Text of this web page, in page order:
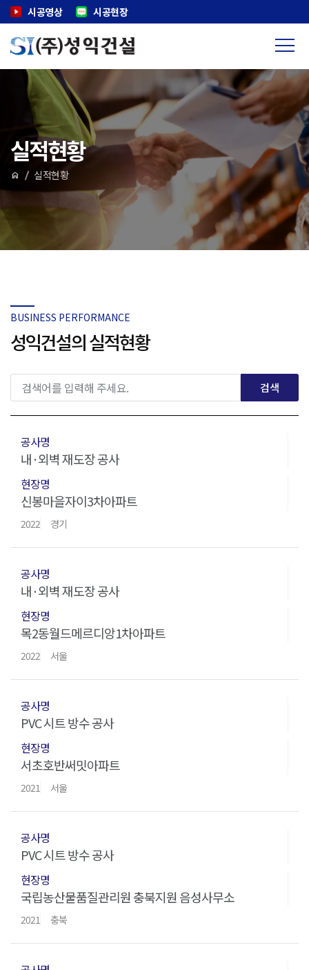
시공영상 시공현장
실적현황
home 실적현황
BUSINESS PERFORMANCE
성익건설의 실적현황
검색
2022
내·외벽 재도장 공사
신봉마을자이3차아파트
경기
2022
내·외벽 재도장 공사
목2동월드메르디앙1차아파트
서울
2021
PVC 시트 방수 공사
서초호반써밋아파트
서울
2021
PVC 시트 방수 공사
국립농산물품질관리원 충북지원 음성사무소
충북